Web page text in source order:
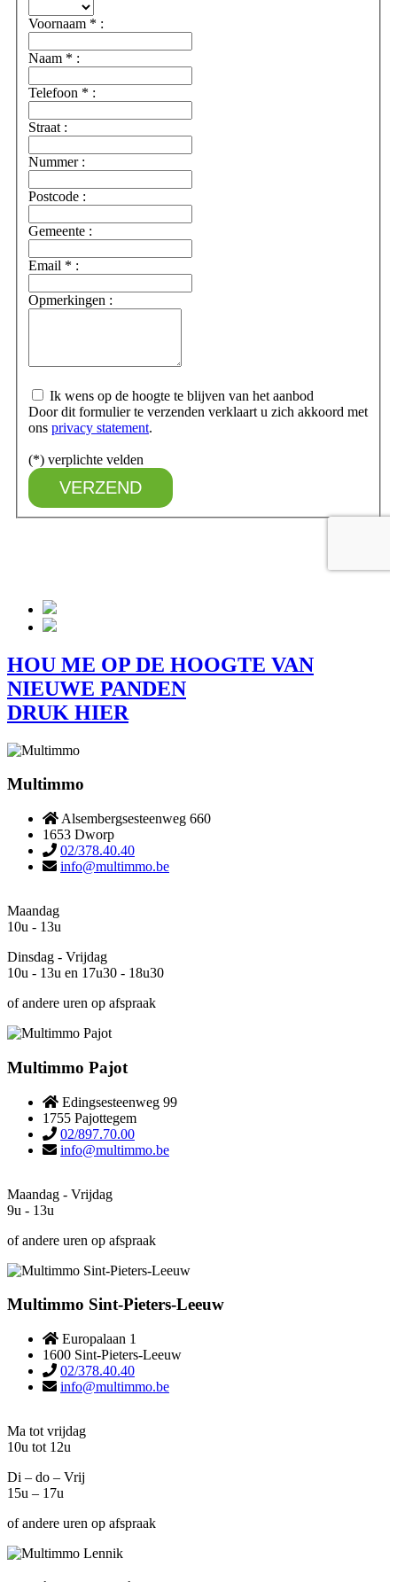
HOU ME OP DE HOOGTE VAN
NIEUWE PANDEN
DRUK HIER
Multimmo
Alsembergsesteenweg 660
1653 Dworp
02/378.40.40
info@multimmo.be
Maandag
10u - 13u
Dinsdag - Vrijdag
10u - 13u en 17u30 - 18u30
of andere uren op afspraak
Multimmo Pajot
Edingsesteenweg 99
1755 Pajottegem
02/897.70.00
info@multimmo.be
Maandag - Vrijdag
9u - 13u
of andere uren op afspraak
Multimmo Sint-Pieters-Leeuw
Europalaan 1
1600 Sint-Pieters-Leeuw
02/378.40.40
info@multimmo.be
Ma tot vrijdag
10u tot 12u
Di – do – Vrij
15u – 17u
of andere uren op afspraak